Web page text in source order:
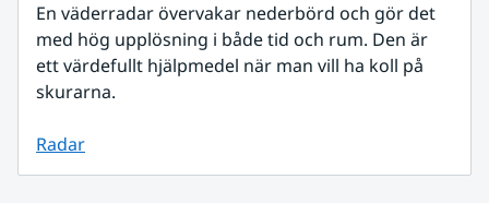
En väderradar övervakar nederbörd och gör det
med hög upplösning i både tid och rum. Den är
ett värdefullt hjälpmedel när man vill ha koll på
skurarna.
Radar